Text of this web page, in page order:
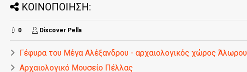
ΚΟΙΝΟΠΟΙΗΣΗ:
0 Discover Pella
Γέφυρα του Μέγα Αλέξανδρου - αρχαιολογικός χώρος Άλωρου
Αρχαιολογικό Μουσείο Πέλλας